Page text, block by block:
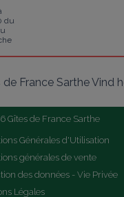
du
de France Sarthe Vind
Gîtes de France Sarthe
Générales d'Utilisation
générales de vente
des données - Vie Privée
Légales